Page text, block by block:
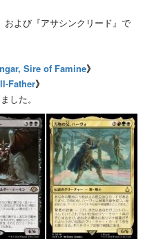
および『アサシンクリード』で
Sire of Famine》
Father》
した。